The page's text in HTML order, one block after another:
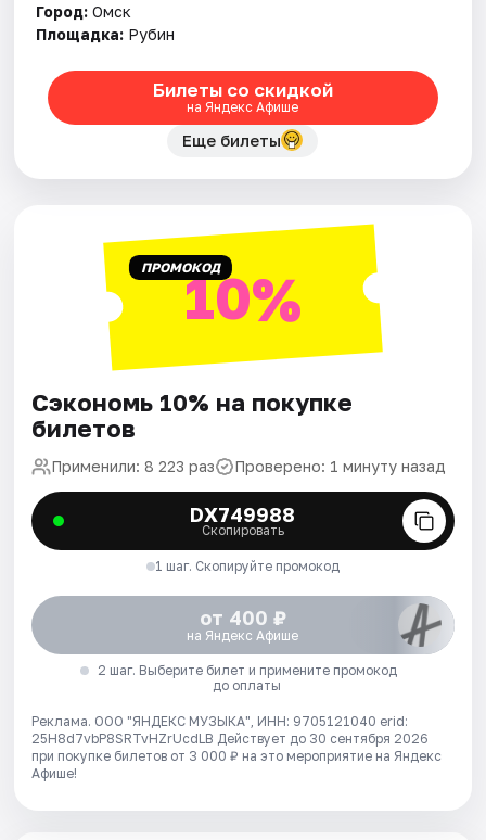
Рейтинги
Город: Омск
Площадка: Рубин
Билеты со скидкой
на Яндекс Афише
Еще билеты
ПРОМОКОД10%
Сэкономь 10% на покупке
билетов
Применили: 8 223 раз Проверено: 1 минуту назад
DX749988
Скопировать
1 шаг. Скопируйте промокод
от 400 ₽
на Яндекс Афише
2 шаг. Выберите билет и примените промокод
до оплаты
Реклама. ООО "ЯНДЕКС МУЗЫКА", ИНН: 9705121040 erid:
25H8d7vbP8SRTvHZrUcdLB Действует до 30 сентября 2026
при покупке билетов от 3 000 ₽ на это мероприятие на Яндекс
Афише!